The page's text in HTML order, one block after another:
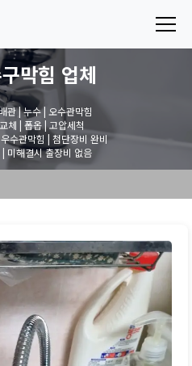
막힘 업체
관 | 누수 | 오수관막힘
체 | 폽옵 | 고압세척
수관막힘 | 첨단장비 완비
미해결시 출장비 없음